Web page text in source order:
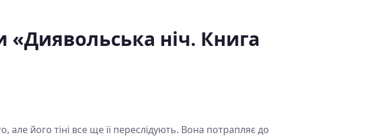
ніч. Книга
його тіні все ще її переслідують. Вона потрапляє до